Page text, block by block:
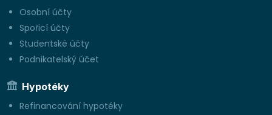
Osobní účty
Spořicí účty
Studentské účty
Podnikatelský účet
Hypotéky
Refinancování hypotéky